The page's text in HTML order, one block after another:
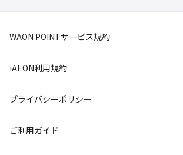
WAON POINTサービス規約
iAEON利用規約
プライバシーポリシー
ご利用ガイド